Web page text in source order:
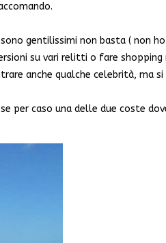
gentilissimi non basta ( non
su vari relitti o fare
anche qualche celebrità, ma
per caso una delle due coste